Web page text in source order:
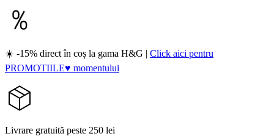
☀️ -15% direct în coș la gama H&G | Click aici pentru
PROMOTIILE♥ momentului
Livrare gratuită peste 250 lei